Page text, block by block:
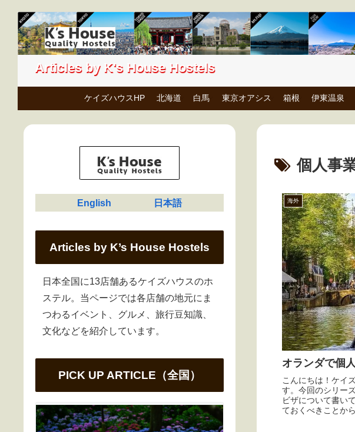
Articles by K's House Hostels
ケイズハウスHP 北海道 白馬 東京オアシス 箱根 伊東温泉
個人事
海外
オランダで個
こんにちは！ケイ
す。今回のシリー
ビザについて書い
ておくべきことか
English 日本語
Articles by K’s House Hostels
日本全国に13店舗あるケイズハウスのホ
ステル。当ページでは各店舗の地元にま
つわるイベント、グルメ、旅行豆知識、
文化などを紹介しています。
PICK UP ARTICLE（全国）